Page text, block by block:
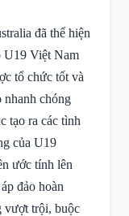
đã thể hiện
U19 Việt Nam
tổ chức tốt và
nhanh chóng
tạo ra các tình
của U19
ước tính lên
đảo hoàn
vượt trội, buộc